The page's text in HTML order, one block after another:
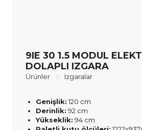
9IE 30 1.5 MODUL
DOLAPLI IZGARA
Ürünler Izgaralar
Genişlik: 120 cm
Derinlik: 92 cm
Yükseklik: 94 cm